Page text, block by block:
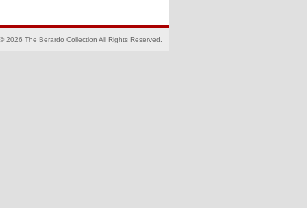
© 2026 The Berardo Collection All Rights Reserved.